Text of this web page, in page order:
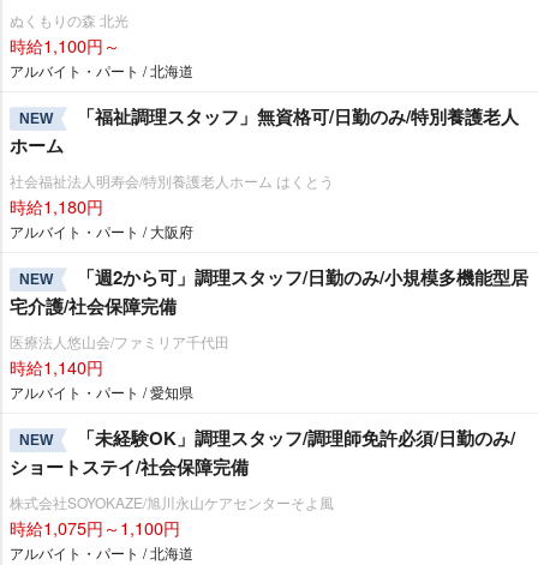
ぬくもりの森 北光
時給1,100円～
アルバイト・パート / 北海道
NEW
「福祉調理スタッフ」無資格可/日勤のみ/特別養護老人
ホーム
社会福祉法人明寿会/特別養護老人ホーム はくとう
時給1,180円
アルバイト・パート / 大阪府
NEW
「週2から可」調理スタッフ/日勤のみ/小規模多機能型居
宅介護/社会保障完備
医療法人悠山会/ファミリア千代田
時給1,140円
アルバイト・パート / 愛知県
NEW
「未経験OK」調理スタッフ/調理師免許必須/日勤のみ/
ショートステイ/社会保障完備
株式会社SOYOKAZE/旭川永山ケアセンターそよ風
時給1,075円～1,100円
アルバイト・パート / 北海道